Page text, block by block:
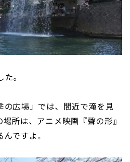
。
の広場」では、間近で滝を見
所は、アニメ映画『聲の形』
ですよ。